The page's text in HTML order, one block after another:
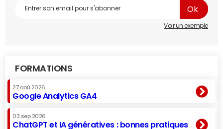
Voir un exemple
FORMATIONS
27 aoû 2026
Google Analytics GA4
03 sep 2026
ChatGPT et IA génératives : bonnes pratiques